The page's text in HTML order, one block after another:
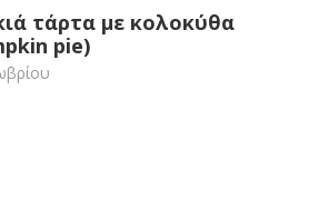
τάρτα με κολοκύθα
pie)